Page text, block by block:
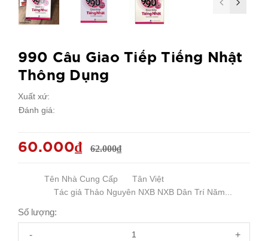
990 Câu Giao Tiếp Tiếng Nhật
Thông Dụng
Xuất xứ:
Đánh giá:
60.000₫ 62.000₫
Tên Nhà Cung Cấp Tân Việt
Tác giả Thảo Nguyên NXB NXB Dân Trí Năm...
Số lượng:
- +